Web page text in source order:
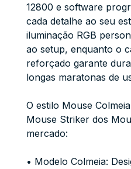
12800 e software
cada detalhe ao seu
iluminação RGB
ao setup, enquanto o
reforçado garante
longas maratonas de
O estilo Mouse
Mouse Striker dos
mercado:
• Modelo Colmeia: